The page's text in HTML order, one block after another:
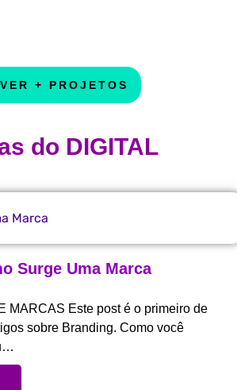
VER + PROJETOS
do DIGITAL
Surge Uma Marca
MARCAS Este post é o primeiro de
sobre Branding. Como você